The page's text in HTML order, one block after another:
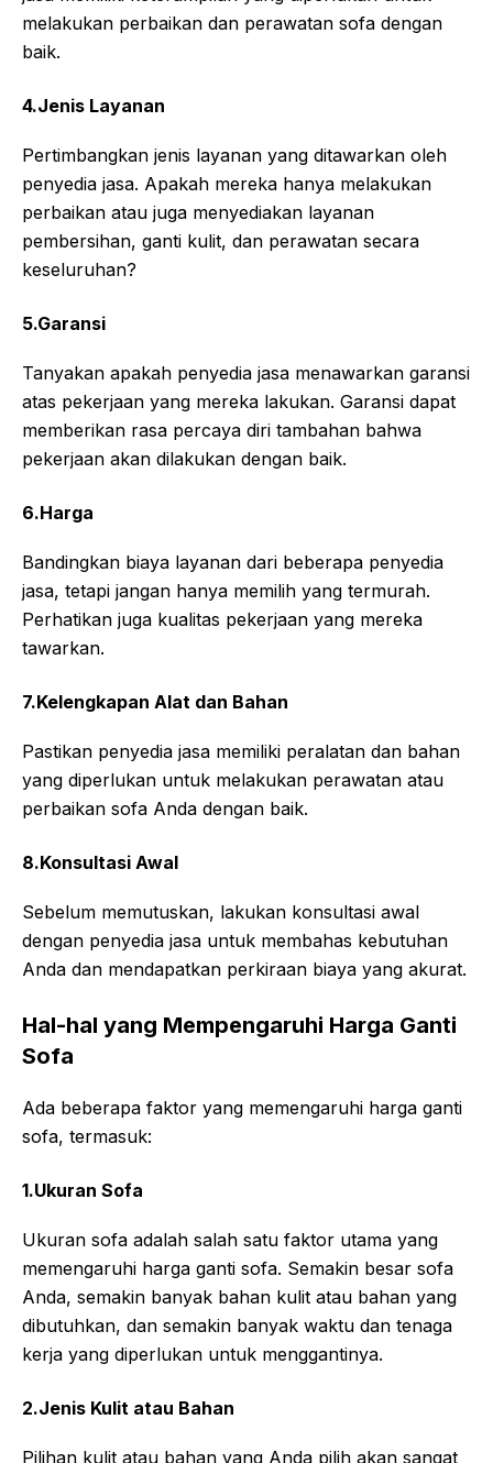
melakukan perbaikan dan perawatan sofa dengan
baik.
4.Jenis Layanan
Pertimbangkan jenis layanan yang ditawarkan oleh
penyedia jasa. Apakah mereka hanya melakukan
perbaikan atau juga menyediakan layanan
pembersihan, ganti kulit, dan perawatan secara
keseluruhan?
5.Garansi
Tanyakan apakah penyedia jasa menawarkan garansi
atas pekerjaan yang mereka lakukan. Garansi dapat
memberikan rasa percaya diri tambahan bahwa
pekerjaan akan dilakukan dengan baik.
6.Harga
Bandingkan biaya layanan dari beberapa penyedia
jasa, tetapi jangan hanya memilih yang termurah.
Perhatikan juga kualitas pekerjaan yang mereka
tawarkan.
7.Kelengkapan Alat dan Bahan
Pastikan penyedia jasa memiliki peralatan dan bahan
yang diperlukan untuk melakukan perawatan atau
perbaikan sofa Anda dengan baik.
8.Konsultasi Awal
Sebelum memutuskan, lakukan konsultasi awal
dengan penyedia jasa untuk membahas kebutuhan
Anda dan mendapatkan perkiraan biaya yang akurat.
Hal-hal yang Mempengaruhi Harga Ganti
Sofa
Ada beberapa faktor yang memengaruhi harga ganti
sofa, termasuk:
1.Ukuran Sofa
Ukuran sofa adalah salah satu faktor utama yang
memengaruhi harga ganti sofa. Semakin besar sofa
Anda, semakin banyak bahan kulit atau bahan yang
dibutuhkan, dan semakin banyak waktu dan tenaga
kerja yang diperlukan untuk menggantinya.
2.Jenis Kulit atau Bahan
Pilihan kulit atau bahan yang Anda pilih akan sangat